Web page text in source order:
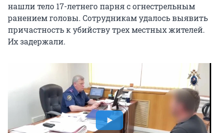
нашли тело 17-летнего парня с огнестрельным
ранением головы. Сотрудникам удалось выявить
причастность к убийству трех местных жителей.
Их задержали.